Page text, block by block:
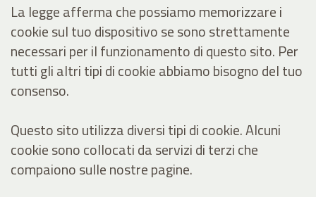
La legge afferma che possiamo memorizzare i
cookie sul tuo dispositivo se sono strettamente
necessari per il funzionamento di questo sito. Per
tutti gli altri tipi di cookie abbiamo bisogno del tuo
consenso.
Questo sito utilizza diversi tipi di cookie. Alcuni
cookie sono collocati da servizi di terzi che
compaiono sulle nostre pagine.